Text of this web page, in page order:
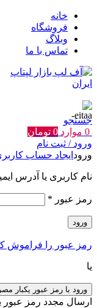
خانه
فروشگاه
وبلاگ
تماس با ما
جستجو
0 موارد 0 تومان
ورود / ثبت نام
ورود ایجاد حساب
نام کاربری یا آدرس
رمز عبور *
ورود
رمز عبور را فراموش
یا
ورود با رمز عبور یکبار
ارسال مجدد رمز